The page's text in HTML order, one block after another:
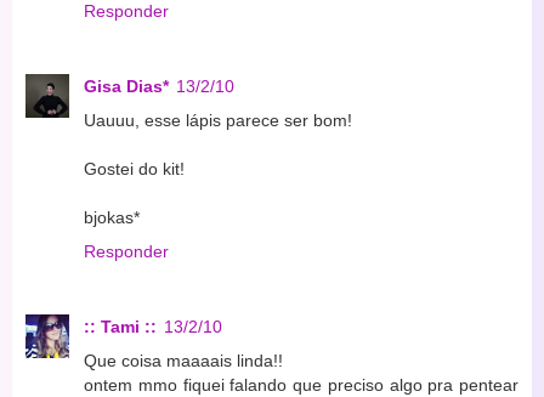
Responder
Gisa Dias* 13/2/10
Uauuu, esse lápis parece ser bom!
Gostei do kit!
bjokas*
Responder
:: Tami :: 13/2/10
Que coisa maaaais linda!!
ontem mmo fiquei falando que preciso algo pra pentear